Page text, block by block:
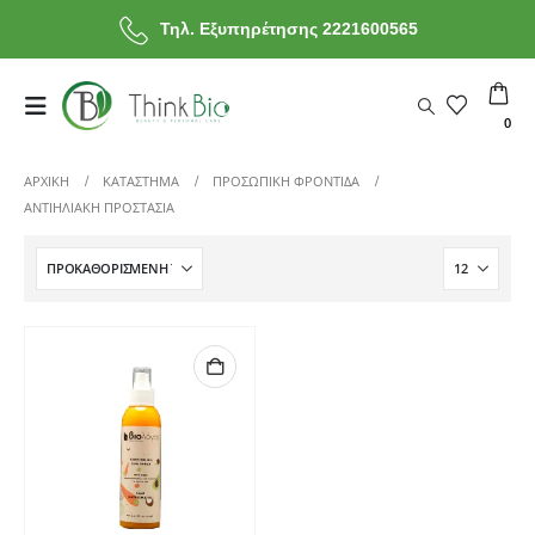
Τηλ. Εξυπηρέτησης 2221600565
0
ΑΡΧΙΚΗ ΚΑΤΆΣΤΗΜΑ
ΠΡΟΣΩΠΙΚΗ ΦΡΟΝΤΙΔΑ
ΑΝΤΙΗΛΙΑΚΗ ΠΡΟΣΤΑΣΙΑ